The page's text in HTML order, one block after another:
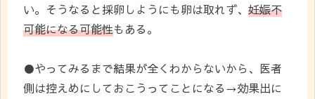
い。そうなると採卵しようにも卵は取れず、 妊娠不
可能になる可能性もある。
●やってみるまで結果が全くわからないから、医者
側は控えめにしておこうってことになる→効果出に